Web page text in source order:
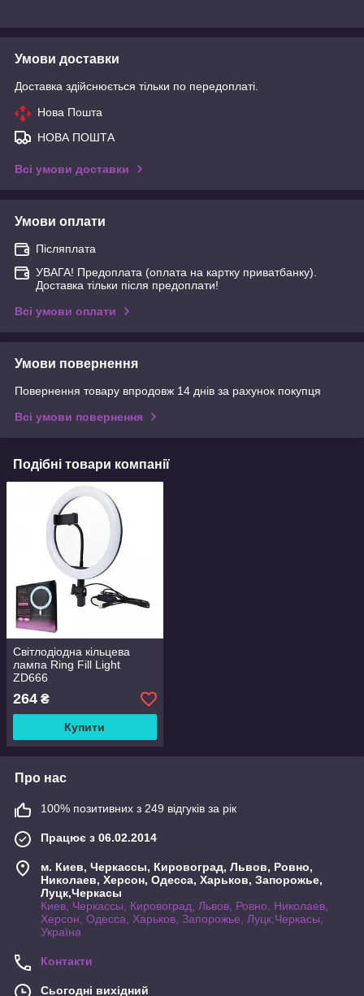
Умови доставки
Доставка здійснюється тільки по передоплаті.
Нова Пошта
НОВА ПОШТА
Всі умови доставки
Умови оплати
Післяплата
УВАГА! Предоплата (оплата на картку приватбанку).
Доставка тільки після предоплати!
Всі умови оплати
Умови повернення
Повернення товару впродовж 14 днів за рахунок покупця
Всі умови повернення
Подібні товари компанії
Світлодіодна кільцева
лампа Ring Fill Light
ZD666
264 ₴
Купити
Про нас
100% позитивних з 249 відгуків за рік
Працює з 06.02.2014
м. Киев, Черкассы, Кировоград, Львов, Ровно,
Николаев, Херсон, Одесса, Харьков, Запорожье,
Луцк,Черкасы
Киев, Черкассы, Кировоград, Львов, Ровно, Николаев,
Херсон, Одесса, Харьков, Запорожье, Луцк,Черкасы,
Україна
Контакти
Сьогодні вихідний